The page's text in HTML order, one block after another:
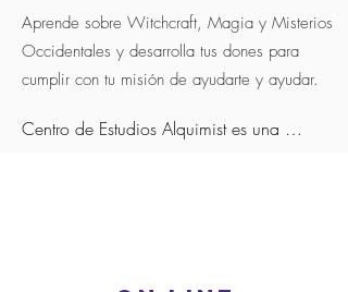
Aprende sobre Witchcraft, Magia y Misterios
Occidentales y desarrolla tus dones para
cumplir con tu misión de ayudarte y ayudar.
Centro de Estudios Alquimist es una
contribución como trabajador de la luz.